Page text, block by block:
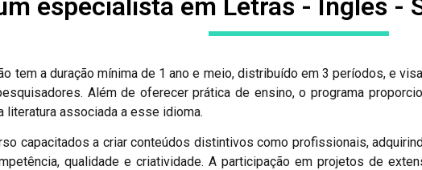
tem a duração mínima de 1 ano e meio, distribuído em 3 períodos, e
Além de oferecer prática de ensino, o programa
literatura associada a esse idioma.
capacitados a criar conteúdos distintivos como profissionais,
qualidade e criatividade. A participação em projetos de